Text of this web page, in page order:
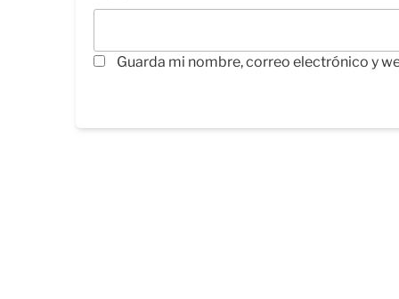
Guarda mi nombre, correo electrónico y